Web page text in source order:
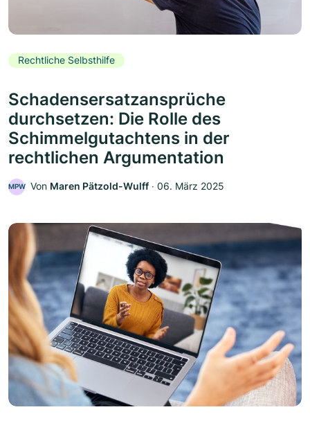
Rechtliche Selbsthilfe
Schadensersatzansprüche
durchsetzen: Die Rolle des
Schimmelgutachtens in der
rechtlichen Argumentation
MPW Von Maren Pätzold-Wulff ‧ 06. März 2025